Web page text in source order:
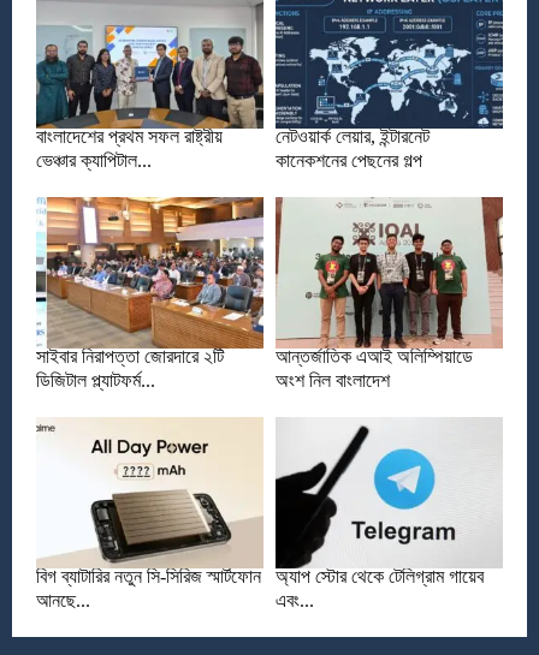
বাংলাদেশের প্রথম সফল রাষ্ট্রীয়
ভেঞ্চার ক্যাপিটাল...
নেটওয়ার্ক লেয়ার, ইন্টারনেট
কানেকশনের পেছনের গল্প
সাইবার নিরাপত্তা জোরদারে ২টি
ডিজিটাল প্ল্যাটফর্ম...
আন্তর্জাতিক এআই অলিম্পিয়াডে
অংশ নিল বাংলাদেশ
বিগ ব্যাটারির নতুন সি-সিরিজ স্মার্টফোন
আনছে...
অ্যাপ স্টোর থেকে টেলিগ্রাম গায়েব
এবং...